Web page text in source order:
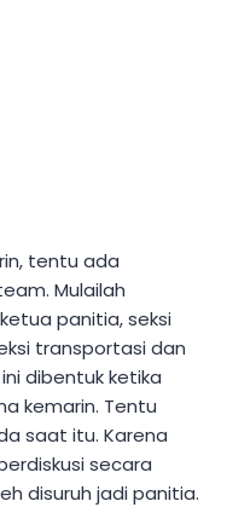
tentu ada
Mulailah
panitia, seksi
transportasi dan
dibentuk ketika
kemarin. Tentu
saat itu. Karena
secara
disuruh jadi panitia.